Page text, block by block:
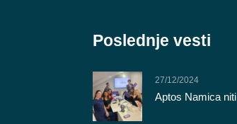
Poslednje vesti
27/12/2024
Aptos Namica niti